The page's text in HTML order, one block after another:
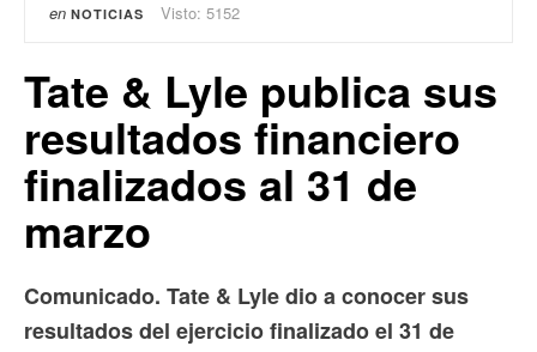
en NOTICIAS Visto: 5152
Tate & Lyle publica sus
resultados financiero
finalizados al 31 de
marzo
Comunicado. Tate & Lyle dio a conocer sus
resultados del ejercicio finalizado el 31 de